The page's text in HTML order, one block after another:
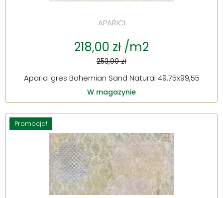
APARICI
218,00 zł /m2
253,00 zł
Aparici gres Bohemian Sand Natural 49,75x99,55
W magazynie
Promocja!